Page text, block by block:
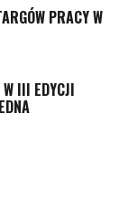
PRACY W
W III EDYCJI